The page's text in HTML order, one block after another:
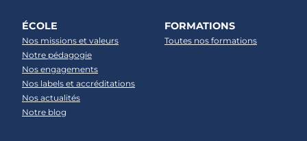
ÉCOLE
Nos missions et valeurs
Notre pédagogie
Nos engagements
Nos labels et accréditations
Nos actualités
Notre blog
FORMATIONS
Toutes nos formations